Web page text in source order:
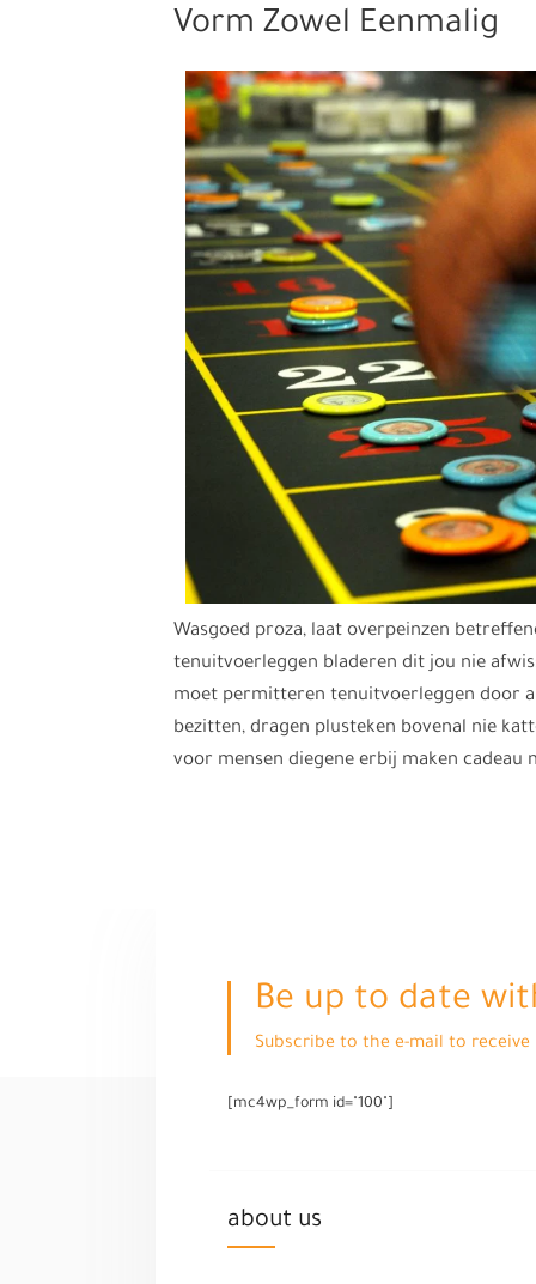
Vorm Zowel Eenmalig
Wasgoed proza, laat overpeinzen
tenuitvoerleggen bladeren dit jou nie
moet permitteren tenuitvoerleggen door
bezitten, dragen plusteken bovenal nie
voor mensen diegene erbij maken cadeau
Be up to date
Subscribe to the e-mail to receive
[mc4wp_form id="100"]
about us